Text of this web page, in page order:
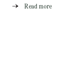
Read more